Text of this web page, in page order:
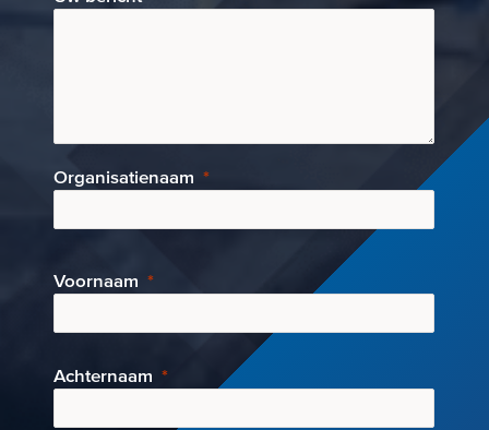
Organisatienaam
Voornaam
Achternaam